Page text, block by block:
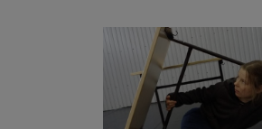
harjoittanut TRE-menetelmää aiemmin.
on ohjaajan kanssa erikseen sovitut
Tiedustelut aikatauluista:
395328 Paikka: Piste Kollektiivin Sipola
Sipolantie 11 Rovaniemi. Ohjaaja:
Titta Court Tulethan vain terveenä